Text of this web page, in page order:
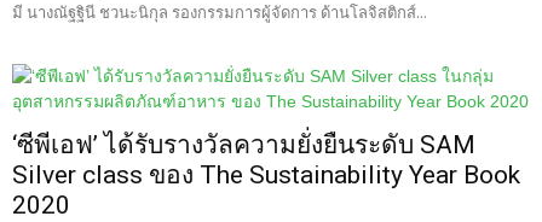
มี นางณัฐฐินี ชวนะนิกุล รองกรรมการผู้จัดการ ด้านโลจิสติกส์...
‘ซีพีเอฟ’ ได้รับรางวัลความยั่งยืนระดับ SAM
Silver class ของ The Sustainability Year Book
2020